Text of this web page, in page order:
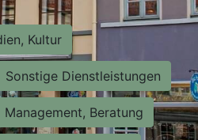
Kultur
Sonstige Dienstleistungen
Management, Beratung